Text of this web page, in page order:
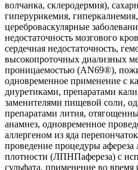
волчанка, склеродермия),
гиперурикемия,
цереброваскулярные
недостаточность мозгового
сердечная недостаточность,
высокопроточных диализных
проницаемостью (AN69®),
одновременное применение с
диуретиками, препаратами
заменителями пищевой соли,
препаратами лития,
анамнез, одновременное
аллергеном из яда
проведение процедуры
плотности (ЛПНПафереза) с
сульфата, применение во